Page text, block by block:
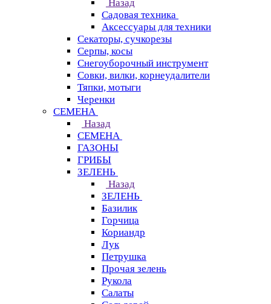
Назад
Садовая техника
Аксессуары для техники
Секаторы, сучкорезы
Серпы, косы
Снегоуборочный инструмент
Совки, вилки, корнеудалители
Тяпки, мотыги
Черенки
СЕМЕНА
Назад
СЕМЕНА
ГАЗОНЫ
ГРИБЫ
ЗЕЛЕНЬ
Назад
ЗЕЛЕНЬ
Базилик
Горчица
Кориандр
Лук
Петрушка
Прочая зелень
Рукола
Салаты